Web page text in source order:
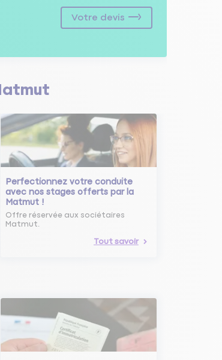
Votre devis
Perfectionnez votre conduite
avec nos stages offerts par la
Matmut !
Offre réservée aux sociétaires
Matmut.
Tout savoir